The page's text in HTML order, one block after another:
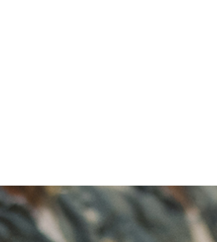
eller sänka volymen.